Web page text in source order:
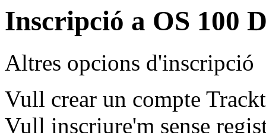
Inscripció a OS 100
Altres opcions d'inscripció
Vull crear un compte
Vull inscriure'm sense